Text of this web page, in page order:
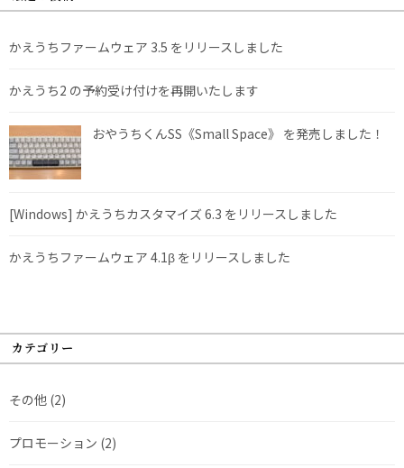
かえうちファームウェア 3.5 をリリースしました
かえうち2 の予約受け付けを再開いたします
おやうちくんSS《Small Space》 を発売しました！
[Windows] かえうちカスタマイズ 6.3 をリリースしました
かえうちファームウェア 4.1β をリリースしました
カテゴリー
その他 (2)
プロモーション (2)